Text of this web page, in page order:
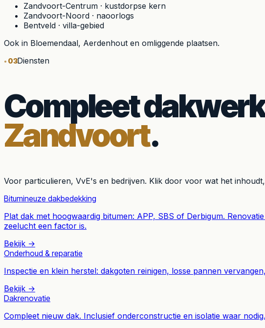
Zandvoort-Centrum · kustdorpse kern
Zandvoort-Noord · naoorlogs
Bentveld · villa-gebied
Ook in Bloemendaal, Aerdenhout en omliggende plaatsen.
03Diensten
Compleet
Zandvoort.
Voor particulieren, VvE's en bedrijven. Klik door voor wat het
Bitumineuze dakbedekking
Plat dak met hoogwaardig bitumen: APP, SBS of Derbigum.
zeelucht een factor is.
Bekijk →
Onderhoud & reparatie
Inspectie en klein herstel: dakgoten reinigen, losse pannen
Bekijk →
Dakrenovatie
Compleet nieuw dak. Inclusief onderconstructie en isolatie waar